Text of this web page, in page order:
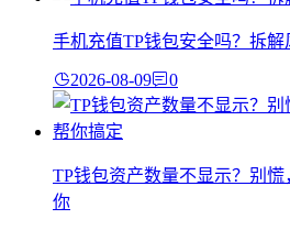
手机充值TP钱包安全吗？拆
2026-08-09 0
TP钱包资产数量不显示？别
你